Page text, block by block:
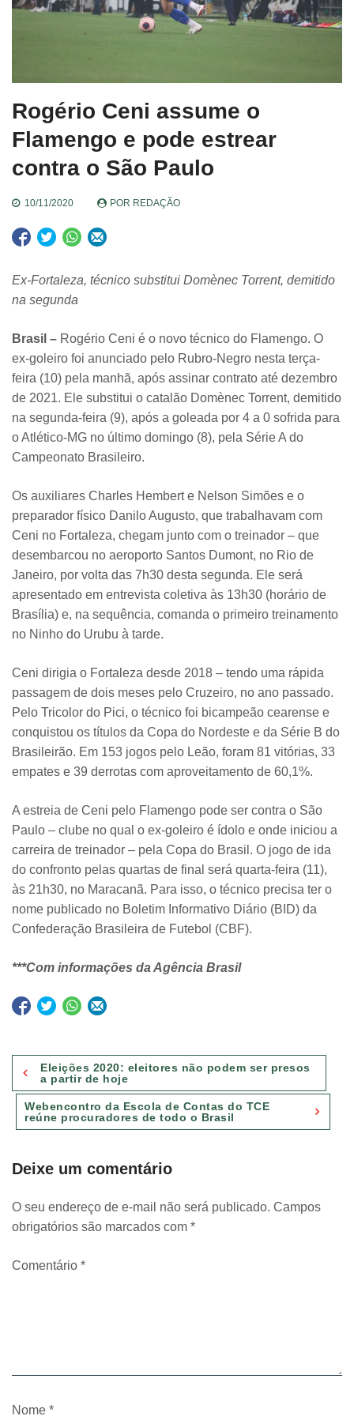
Rogério Ceni assume o
Flamengo e pode estrear
contra o São Paulo
10/11/2020 POR REDAÇÃO
Ex-Fortaleza, técnico substitui Domènec Torrent, demitido
na segunda
Brasil – Rogério Ceni é o novo técnico do Flamengo. O
ex-goleiro foi anunciado pelo Rubro-Negro nesta terça-
feira (10) pela manhã, após assinar contrato até dezembro
de 2021. Ele substitui o catalão Domènec Torrent, demitido
na segunda-feira (9), após a goleada por 4 a 0 sofrida para
o Atlético-MG no último domingo (8), pela Série A do
Campeonato Brasileiro.
Os auxiliares Charles Hembert e Nelson Simões e o
preparador físico Danilo Augusto, que trabalhavam com
Ceni no Fortaleza, chegam junto com o treinador – que
desembarcou no aeroporto Santos Dumont, no Rio de
Janeiro, por volta das 7h30 desta segunda. Ele será
apresentado em entrevista coletiva às 13h30 (horário de
Brasília) e, na sequência, comanda o primeiro treinamento
no Ninho do Urubu à tarde.
Ceni dirigia o Fortaleza desde 2018 – tendo uma rápida
passagem de dois meses pelo Cruzeiro, no ano passado.
Pelo Tricolor do Pici, o técnico foi bicampeão cearense e
conquistou os títulos da Copa do Nordeste e da Série B do
Brasileirão. Em 153 jogos pelo Leão, foram 81 vitórias, 33
empates e 39 derrotas com aproveitamento de 60,1%.
A estreia de Ceni pelo Flamengo pode ser contra o São
Paulo – clube no qual o ex-goleiro é ídolo e onde iniciou a
carreira de treinador – pela Copa do Brasil. O jogo de ida
do confronto pelas quartas de final será quarta-feira (11),
às 21h30, no Maracanã. Para isso, o técnico precisa ter o
nome publicado no Boletim Informativo Diário (BID) da
Confederação Brasileira de Futebol (CBF).
***Com informações da Agência Brasil
Navegação
de
Post
Eleições 2020: eleitores não podem ser presos
a partir de hoje
Webencontro da Escola de Contas do TCE
reúne procuradores de todo o Brasil
Deixe um comentário
O seu endereço de e-mail não será publicado. Campos
obrigatórios são marcados com *
Comentário *
Nome *